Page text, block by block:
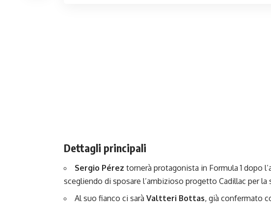
Dettagli principali
Sergio Pérez tornerà protagonista in Formula 1 dopo
scegliendo di sposare l’ambizioso progetto Cadillac per la
Al suo fianco ci sarà Valtteri Bottas, già confermato